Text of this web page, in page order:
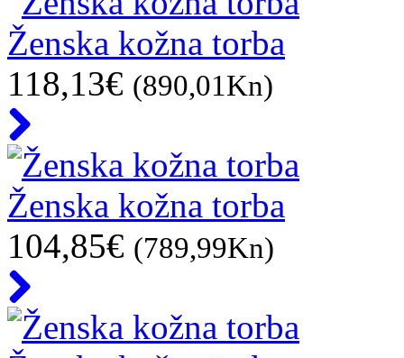
Ženska kožna torba
118,13€ (890,01Kn)
Ženska kožna torba
104,85€ (789,99Kn)